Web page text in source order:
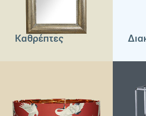
Καθρέπτες